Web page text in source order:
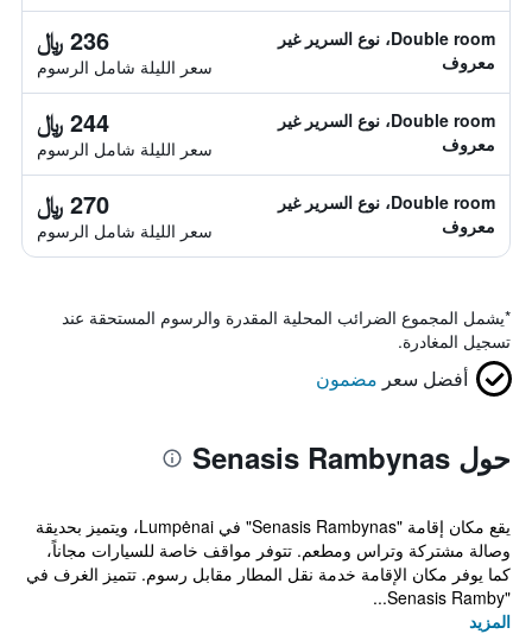
Double room، نوع السرير غير
معروف
236 ﷼
سعر الليلة شامل الرسوم
Double room، نوع السرير غير
معروف
244 ﷼
سعر الليلة شامل الرسوم
Double room، نوع السرير غير
معروف
270 ﷼
سعر الليلة شامل الرسوم
*يشمل المجموع الضرائب المحلية المقدرة والرسوم المستحقة عند
تسجيل المغادرة.
أفضل سعر مضمون
حول Senasis Rambynas
يقع مكان إقامة "Senasis Rambynas" في Lumpėnai، ويتميز بحديقة
وصالة مشتركة وتراس ومطعم. تتوفر مواقف خاصة للسيارات مجاناً،
كما يوفر مكان الإقامة خدمة نقل المطار مقابل رسوم. تتميز الغرف في
"Senasis Ramby...
المزيد